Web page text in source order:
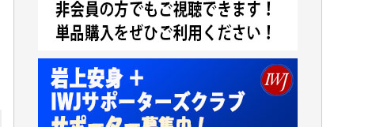
藤田英之 様
藤岡比左志 様
井出 隆太 様
小池説夫 様
アオキカナメ 様
諸般の事情によりIWJ会費払えず今は非会員